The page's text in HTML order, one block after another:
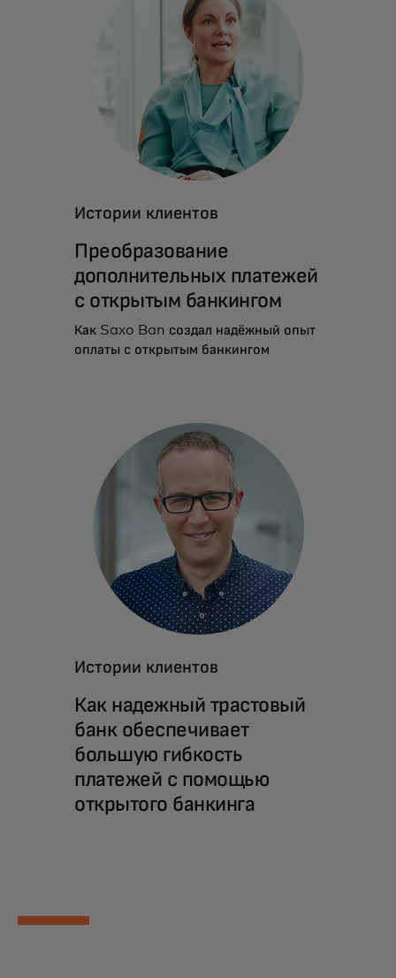
Истории клиентов
Преобразование
дополнительных платежей
с открытым банкингом
Как Saxo Ban создал надёжный опыт
оплаты с открытым банкингом
Истории клиентов
Как надежный трастовый
банк обеспечивает
большую гибкость
платежей с помощью
открытого банкинга